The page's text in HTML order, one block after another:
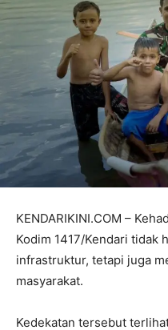
KENDARIKINI.COM –
Kodim 1417/Kendari tidak
infrastruktur, tetapi juga
masyarakat.
Kedekatan tersebut